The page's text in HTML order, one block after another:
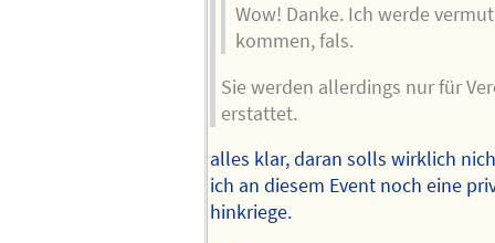
Wow! Danke. Ich werde
kommen, fals.
Sie werden allerdings nur für
erstattet.
alles klar, daran solls wirklich
ich an diesem Event noch eine
hinkriege.